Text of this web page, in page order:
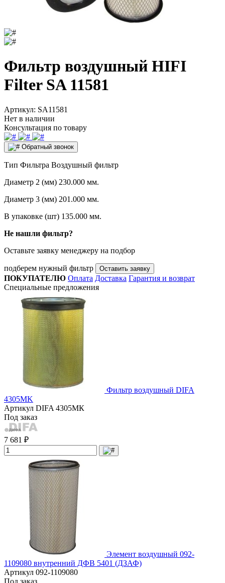
Фильтр воздушный HIFI
Filter SA 11581
Артикул: SA11581
Нет в наличии
Консультация по товару
Обратный звонок
Тип Фильтра Воздушный фильтр
Диаметр 2 (мм) 230.000 мм.
Диаметр 3 (мм) 201.000 мм.
В упаковке (шт) 135.000 мм.
Не нашли фильтр?
Оставьте заявку менеджеру на подбор
подберем нужный фильтр Оставить заявку
ПОКУПАТЕЛЮ Оплата Доставка Гарантия и возврат
Специальные предложения
Фильтр воздушный DIFA
4305МK
Артикул DIFA 4305МК
Под заказ
7 681 ₽
Элемент воздушный 092-
1109080 внутренний ДФВ 5401 (ДЗАФ)
Артикул 092-1109080
Под заказ